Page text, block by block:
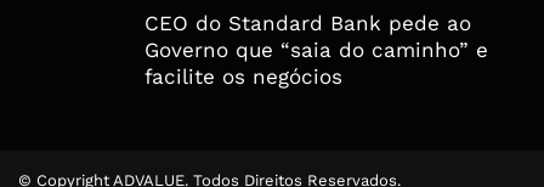
CEO do Standard Bank pede ao
Governo que “saia do caminho” e
facilite os negócios
© Copyright ADVALUE. Todos Direitos Reservados.